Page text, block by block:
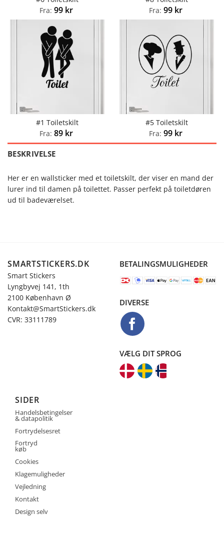
Fra: 99 kr
Fra: 99 kr
#1 Toiletskilt
Fra: 89 kr
#5 Toiletskilt
Fra: 99 kr
BESKRIVELSE
Her er en wallsticker med et toiletskilt, der viser en mand der
lurer ind til damen på toilettet. Passer perfekt på toiletdøren
ud til badeværelset.
SMARTSTICKERS.DK
Smart Stickers
Lyngbyvej 141, 1th
2100 København Ø
Kontakt@SmartStickers.dk
CVR: 33111789
BETALINGSMULIGHEDER
DIVERSE
VÆLG DIT SPROG
SIDER
Handelsbetingelser
& datapolitik
Fortrydelsesret
Fortryd
køb
Cookies
Klagemuligheder
Vejledning
Kontakt
Design selv